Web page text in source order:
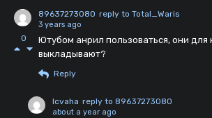
0
89637273080 reply to Total_Waris
3 years ago
Ютубом анрил пользоваться, они для
выкладывают?
Reply
Icvaha reply to 89637273080
about a year ago